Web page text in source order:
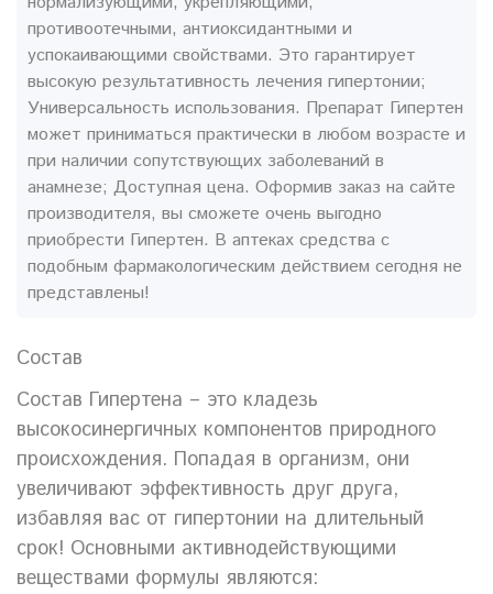
противоотечными, антиоксидантными и
успокаивающими свойствами. Это гарантирует
высокую результативность лечения гипертонии;
Универсальность использования. Препарат Гипертен
может приниматься практически в любом возрасте и
при наличии сопутствующих заболеваний в
анамнезе; Доступная цена. Оформив заказ на сайте
производителя, вы сможете очень выгодно
приобрести Гипертен. В аптеках средства с
подобным фармакологическим действием сегодня не
представлены!
Состав
Состав Гипертена – это кладезь
высокосинергичных компонентов природного
происхождения. Попадая в организм, они
увеличивают эффективность друг друга,
избавляя вас от гипертонии на длительный
срок! Основными активнодействующими
веществами формулы являются: